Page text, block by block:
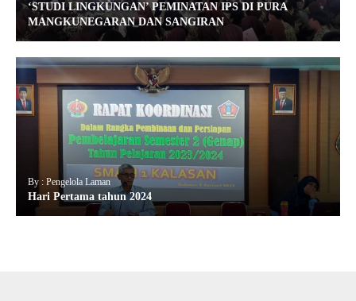
‘STUDI LINGKUNGAN’ PEMINATAN IPS DI PURA
MANGKUNEGARAN DAN SANGIRAN
By : Pengelola Laman
Hari Pertama tahun 2024